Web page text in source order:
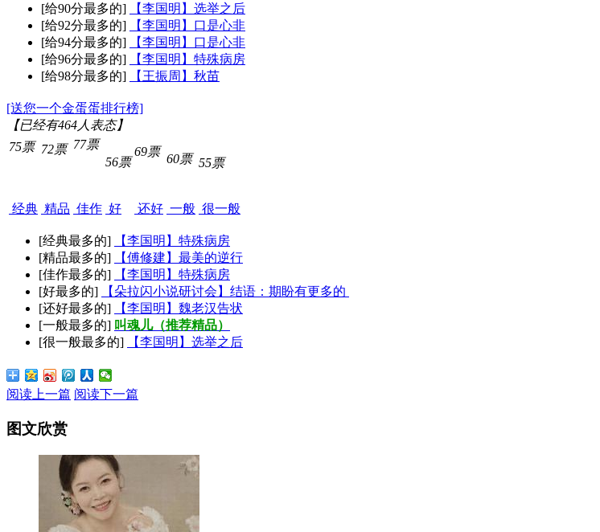
[给90分最多的]
【李国明】选举之后
[给92分最多的]
【李国明】口是心非
[给94分最多的]
【李国明】口是心非
[给96分最多的]
【李国明】特殊病房
[给98分最多的]
【王振周】秋苗
[送您一个金蛋蛋排行榜]
【已经有464人表态】
75票
经典
72票
精品
77票
佳作
56票
好
69票
还好
60票
一般
55票
很一般
[经典最多的]
【李国明】特殊病房
[精品最多的]
【傅修建】最美的逆行
[佳作最多的]
【李国明】特殊病房
[好最多的]
【朵拉闪小说研讨会】结语：期盼有更多的
[还好最多的]
【李国明】魏老汉告状
[一般最多的] 叫魂儿（推荐精品）
[很一般最多的]
【李国明】选举之后
阅读上一篇 阅读下一篇
图文欣赏